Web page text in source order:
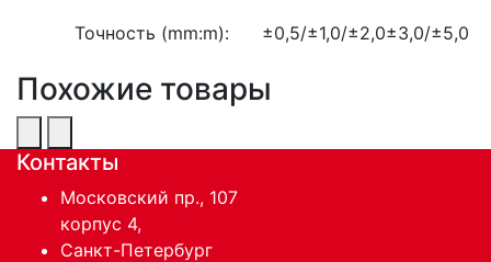
Точность (mm:m): ±0,5/±1,0/±2,0±3,0/±5,0
Похожие товары
Контакты
Московский пр., 107
корпус 4,
Санкт-Петербург